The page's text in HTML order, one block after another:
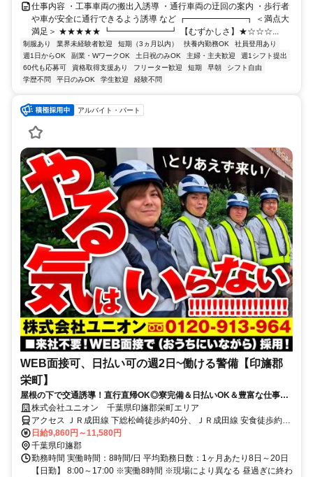
仕事内容 ・工事車両の搬出入誘導 ・通行車両の迂回の案内 ・歩行者
や車が安全に通行できるよう誘導 など ┏━━━━━━━┓ ＜満点大
満足＞ ★★★★★ ┗━━━━━━━┛ 【むずかしさ】★☆☆☆...
制服あり 業界未経験者歓迎 短期（3ヵ月以内） 扶養内勤務OK
社員登用あり
週1日からOK
副業・WワークOK 土日祝のみOK 主婦・主夫歓迎
週1シフト提出
60代も応募可
資格取得支援あり フリーター歓迎 短期 早朝
シフト自由
学歴不問
平日のみOK 学生歓迎 経験不問
アルバイト・パート
WEB面接可、日払い可の週2日~働ける警備【印旛郡
栄町】
屋根の下で交通誘導！直行直帰OK◎寮完備＆日払いOK＆豊富な仕事量
★仕事が早く終わった時でも日給保証
株式会社ユニオン 千葉県印旛郡栄町エリア
アクセス ＪＲ成田線 下総松崎徒歩約40分、ＪＲ成田線 安食徒歩約51
分、京成成田スカイアクセス線・北総線 成田湯川徒歩約68分 千葉県
印旛郡栄町エリア
日給9,860円～11,580円
千葉県印旛郡
勤務時間 実働時間：8時間/日 平均勤務日数：1ヶ月あたり8日～20日
【日勤】 8:00～17:00 ※実働8時間 ※現場により異なる 昼過ぎに終わ